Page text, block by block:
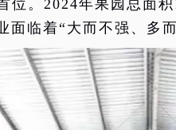
位。2024年果园总面
临着“大而不强、多